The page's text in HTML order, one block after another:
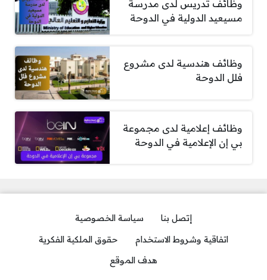
وظائف تدريس لدى مدرسة
مسيعيد الدولية في الدوحة
وظائف هندسية لدى مشروع
فلل الدوحة
وظائف إعلامية لدى مجموعة
بي إن الإعلامية في الدوحة
إتصل بنا
سياسة الخصوصية
اتفاقية وشروط الاستخدام
حقوق الملكية الفكرية
هدف الموقع